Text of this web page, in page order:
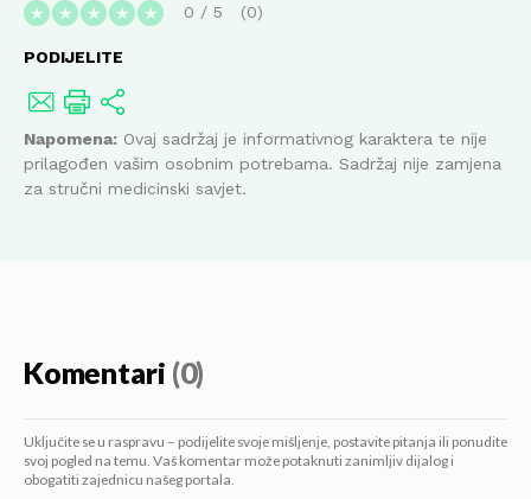
★ ★ ★ ★ ★ 0 / 5 0
PODIJELITE
Napomena: Ovaj sadržaj je informativnog karaktera te nije
prilagođen vašim osobnim potrebama. Sadržaj nije zamjena
za stručni medicinski savjet.
Komentari (0)
Uključite se u raspravu – podijelite svoje mišljenje, postavite pitanja ili ponudite
svoj pogled na temu. Vaš komentar može potaknuti zanimljiv dijalog i
obogatiti zajednicu našeg portala.